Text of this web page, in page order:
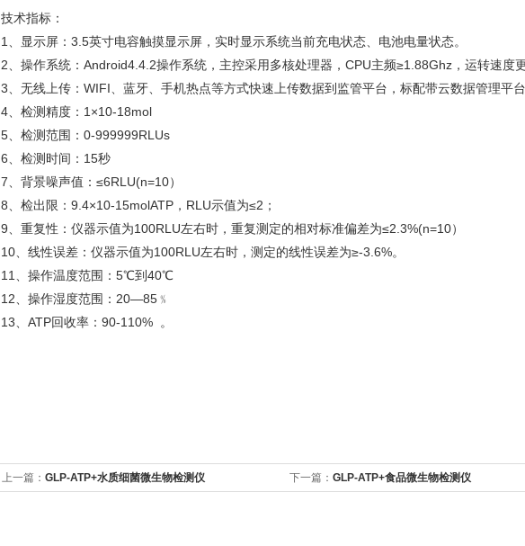
技术指标：
1、显示屏：3.5英寸电容触摸显示屏，实时显示系统当前充电状态、电池电量状态。
2、操作系统：Android4.4.2操作系统，主控采用多核处理器，CPU主频≥1.88Ghz，运转速度
3、无线上传：WIFI、蓝牙、手机热点等方式快速上传数据到监管平台，标配带云数据管理平台
4、检测精度：1×10-18mol
5、检测范围：0-999999RLUs
6、检测时间：15秒
7、背景噪声值：≤6RLU(n=10）
8、检出限：9.4×10-15molATP，RLU示值为≤2；
9、重复性：仪器示值为100RLU左右时，重复测定的相对标准偏差为≤2.3%(n=10）
10、线性误差：仪器示值为100RLU左右时，测定的线性误差为≥-3.6%。
11、操作温度范围：5℃到40℃
12、操作湿度范围：20—85﹪
13、ATP回收率：90-110% 。
上一篇： GLP-ATP+水质细菌微生物检测仪 下一篇： GLP-ATP+食品微生物检测仪